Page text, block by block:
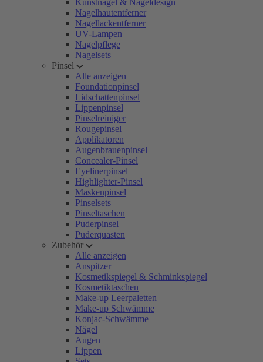
Kunstnägel & Nageldesign
Nagelhautentferner
Nagellackentferner
UV-Lampen
Nagelpflege
Nagelsets
Pinsel
Alle anzeigen
Foundationpinsel
Lidschattenpinsel
Lippenpinsel
Pinselreiniger
Rougepinsel
Applikatoren
Augenbrauenpinsel
Concealer-Pinsel
Eyelinerpinsel
Highlighter-Pinsel
Maskenpinsel
Pinselsets
Pinseltaschen
Puderpinsel
Puderquasten
Zubehör
Alle anzeigen
Anspitzer
Kosmetikspiegel & Schminkspiegel
Kosmetiktaschen
Make-up Leerpaletten
Make-up Schwämme
Konjac-Schwämme
Nägel
Augen
Lippen